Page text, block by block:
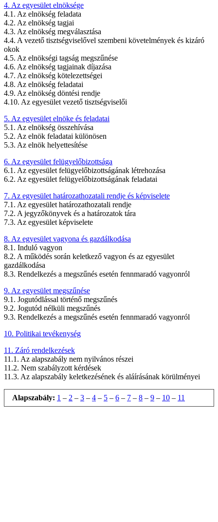
4. Az egyesület elnöksége
4.1. Az elnökség feladata
4.2. Az elnökség tagjai
4.3. Az elnökség megválasztása
4.4. A vezető tisztségviselővel szembeni követelmények és kizáró
okok
4.5. Az elnökségi tagság megszűnése
4.6. Az elnökség tagjainak díjazása
4.7. Az elnökség kötelezettségei
4.8. Az elnökség feladatai
4.9. Az elnökség döntési rendje
4.10. Az egyesület vezető tisztségviselői
5. Az egyesület elnöke és feladatai
5.1. Az elnökség összehívása
5.2. Az elnök feladatai különösen
5.3. Az elnök helyettesítése
6. Az egyesület felügyelőbizottsága
6.1. Az egyesület felügyelőbizottságának létrehozása
6.2. Az egyesület felügyelőbizottságának feladatai
7. Az egyesület határozathozatali rendje és képviselete
7.1. Az egyesület határozathozatali rendje
7.2. A jegyzőkönyvek és a határozatok tára
7.3. Az egyesület képviselete
8. Az egyesület vagyona és gazdálkodása
8.1. Induló vagyon
8.2. A működés során keletkező vagyon és az egyesület
gazdálkodása
8.3. Rendelkezés a megszűnés esetén fennmaradó vagyonról
9. Az egyesület megszűnése
9.1. Jogutódlással történő megszűnés
9.2. Jogutód nélküli megszűnés
9.3. Rendelkezés a megszűnés esetén fennmaradó vagyonról
10. Politikai tevékenység
11. Záró rendelkezések
11.1. Az alapszabály nem nyilvános részei
11.2. Nem szabályzott kérdések
11.3. Az alapszabály keletkezésének és aláírásának körülményei
Alapszabály: 1 – 2 – 3 – 4 – 5 – 6 – 7 – 8 – 9 – 10 – 11